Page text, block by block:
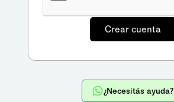
¿Necesitás ayuda?